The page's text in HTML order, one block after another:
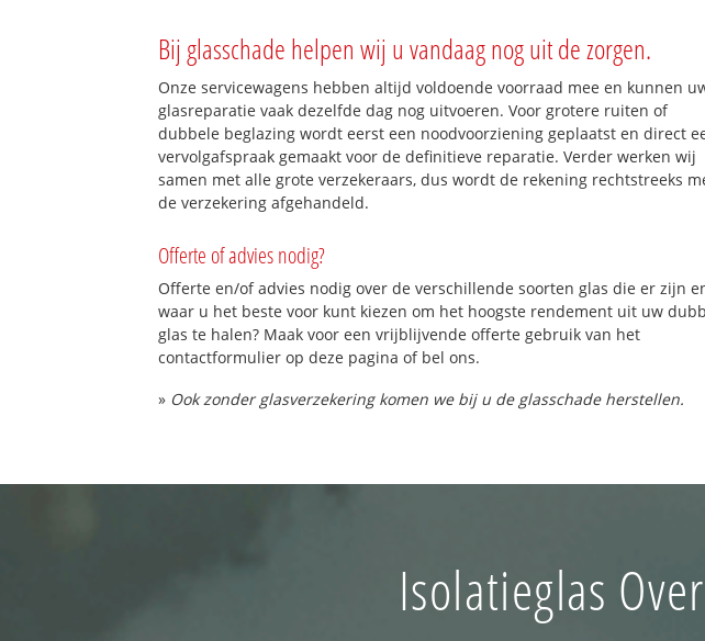
Bij glasschade helpen wij u vandaag nog uit de zorgen.
Onze servicewagens hebben altijd voldoende voorraad mee en kunnen
glasreparatie vaak dezelfde dag nog uitvoeren. Voor grotere ruiten of
dubbele beglazing wordt eerst een noodvoorziening geplaatst en direct
vervolgafspraak gemaakt voor de definitieve reparatie. Verder werken wij
samen met alle grote verzekeraars, dus wordt de rekening rechtstreeks
de verzekering afgehandeld.
Offerte of advies nodig?
Offerte en/of advies nodig over de verschillende soorten glas die er zijn
waar u het beste voor kunt kiezen om het hoogste rendement uit uw
glas te halen? Maak voor een vrijblijvende offerte gebruik van het
contactformulier op deze pagina of bel ons.
» Ook zonder glasverzekering komen we bij u de glasschade herstellen.
Isolatieglas